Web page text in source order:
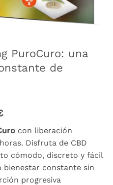
PuroCuro: una
de
€.
con liberación
Disfruta de CBD
cómodo, discreto y fácil
bienestar constante sin
progresiva